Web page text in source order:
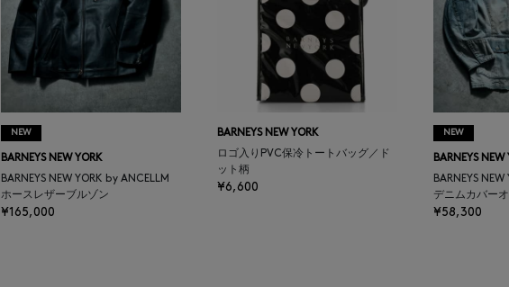
NEW
BARNEYS NEW YORK
BARNEYS NEW YORK by ANCELLM
ホースレザーブルゾン
¥165,000
BARNEYS NEW YORK
ロゴ入りPVC保冷トートバッグ／ド
ット柄
¥6,600
NEW
BARNEYS NEW
BARNEYS
デニムカバー
¥58,300